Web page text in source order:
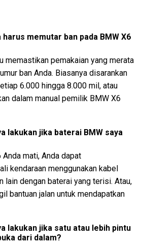
memutar ban pada BMW X6
memastikan pemakaian yang merata
ban Anda. Biasanya disarankan
6.000 hingga 8.000 mil, atau
dalam manual pemilik BMW X6
lakukan jika baterai BMW saya
mati, Anda dapat
kendaraan menggunakan kabel
lain dengan baterai yang terisi. Atau,
bantuan jalan untuk mendapatkan
lakukan jika satu atau lebih pintu
dari dalam?